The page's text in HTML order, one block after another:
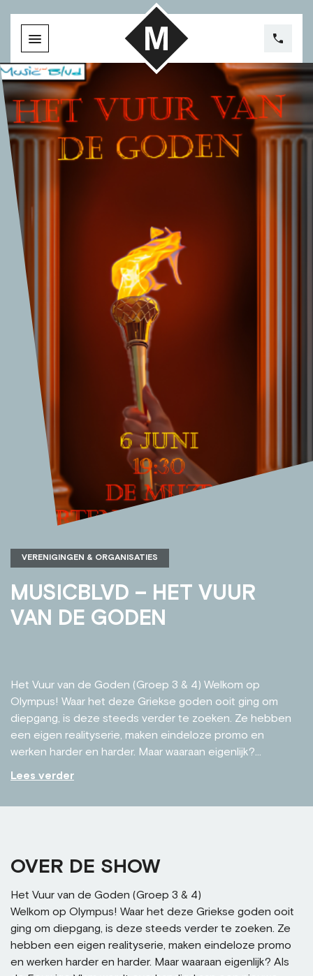
VERENIGINGEN & ORGANISATIES
MUSICBLVD – HET VUUR
VAN DE GODEN
Het Vuur van de Goden (Groep 3 & 4) Welkom op
Olympus! Waar het deze Griekse goden ooit ging om
diepgang, is deze steeds verder te zoeken. Ze hebben
een eigen realityserie, maken eindeloze promo en
werken harder en harder. Maar waaraan eigenlijk?...
Lees verder
OVER DE SHOW
Het Vuur van de Goden (Groep 3 & 4)
Welkom op Olympus! Waar het deze Griekse goden ooit
ging om diepgang, is deze steeds verder te zoeken. Ze
hebben een eigen realityserie, maken eindeloze promo
en werken harder en harder. Maar waaraan eigenlijk? Als